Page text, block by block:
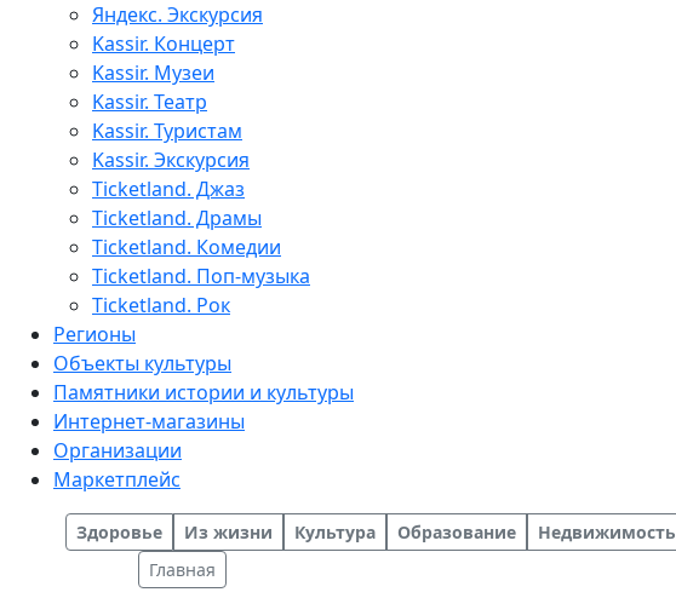
Яндекс. Экскурсия
Kassir. Концерт
Kassir. Музеи
Kassir. Театр
Kassir. Туристам
Kassir. Экскурсия
Ticketland. Джаз
Ticketland. Драмы
Ticketland. Комедии
Ticketland. Поп-музыка
Ticketland. Рок
Регионы
Объекты культуры
Памятники истории и культуры
Интернет-магазины
Организации
Маркетплейс
Здоровье Из жизни Культура Образование Недвижимость
Главная